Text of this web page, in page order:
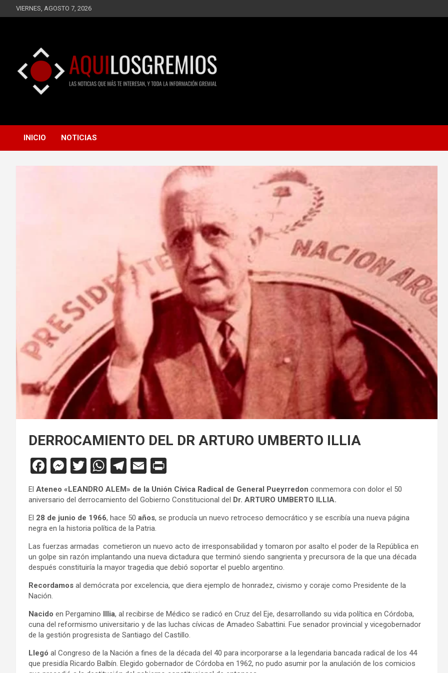
Saltar
al
VIERNES, AGOSTO 7, 2026
AQUÍ LOS GREMIOS
INFORMACIÓN GREMIAL
INICIO
NOTICIAS
DERROCAMIENTO DEL DR ARTURO UMBERTO ILLIA
F
ce
b
o
o
k
M
es
se
n
g
er
T
wi
tt
er
W
h
at
s
A
p
p
T
el
e
gr
a
m
E
m
ail
in
tF
ri
n
dl
El Ateneo «LEANDRO ALEM» de la Unión Cívica Radical de General Pueyrredon conmemora con dolor el 50
aniversario del derrocamiento del Gobierno Constitucional del Dr. ARTURO UMBERTO ILLIA.
El 28 de junio de 1966, hace 50 años, se producía un nuevo retroceso democrático y se escribía una nueva página
negra en la historia política de la Patria.
Las fuerzas armadas cometieron un nuevo acto de irresponsabilidad y tomaron por asalto el poder de la República en
un golpe sin razón implantando una nueva dictadura que terminó siendo sangrienta y precursora de la que una década
después constituiría la mayor tragedia que debió soportar el pueblo argentino.
Recordamos al demócrata por excelencia, que diera ejemplo de honradez, civismo y coraje como Presidente de la
Nación.
Nacido en Pergamino Illia, al recibirse de Médico se radicó en Cruz del Eje, desarrollando su vida política en Córdoba,
cuna del reformismo universitario y de las luchas cívicas de Amadeo Sabattini. Fue senador provincial y vicegobernador
de la gestión progresista de Santiago del Castillo.
Llegó al Congreso de la Nación a fines de la década del 40 para incorporarse a la legendaria bancada radical de los 44
que presidía Ricardo Balbín. Elegido gobernador de Córdoba en 1962, no pudo asumir por la anulación de los comicios